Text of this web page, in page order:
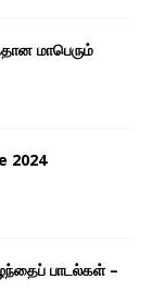
மாபெரும்
2024
பாடல்கள் –